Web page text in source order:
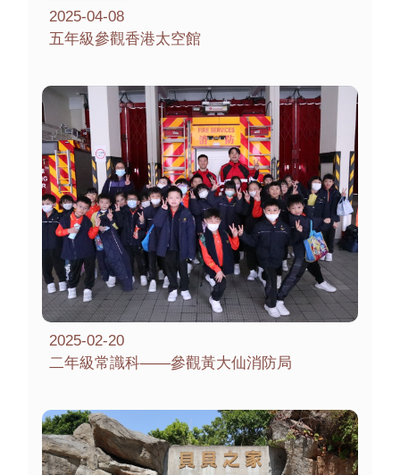
2025-04-08
五年級參觀香港太空館
2025-02-20
二年級常識科——參觀黃大仙消防局